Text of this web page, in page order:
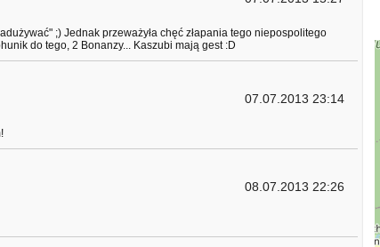
;) Jednak przeważyła chęć złapania tego niepospolitego
do tego, 2 Bonanzy... Kaszubi mają gest :D
07.07.2013 23:14
08.07.2013 22:26